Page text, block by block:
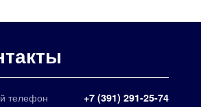
телефон +7 (391) 291-25-74